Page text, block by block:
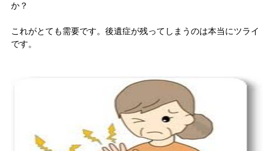
か？
これがとても需要です。後遺症が残ってしまうのは本当にツライ
です。